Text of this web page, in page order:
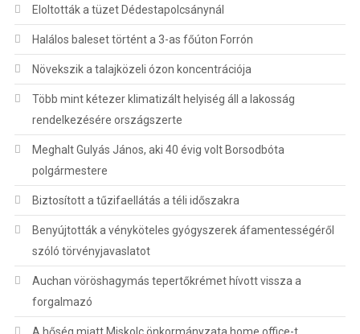
Eloltották a tüzet Dédestapolcsánynál
Halálos baleset történt a 3-as főúton Forrón
Növekszik a talajközeli ózon koncentrációja
Több mint kétezer klimatizált helyiség áll a lakosság
rendelkezésére országszerte
Meghalt Gulyás János, aki 40 évig volt Borsodbóta
polgármestere
Biztosított a tűzifaellátás a téli időszakra
Benyújtották a vényköteles gyógyszerek áfamentességéről
szóló törvényjavaslatot
Auchan vöröshagymás tepertőkrémet hívott vissza a
forgalmazó